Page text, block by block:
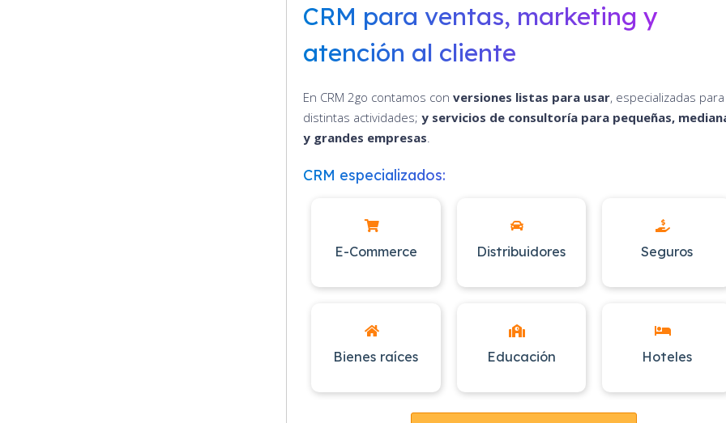
CRM para ventas, marketing y
atención al cliente
En CRM 2go contamos con versiones listas para usar, especializadas para
distintas actividades; y servicios de consultoría para pequeñas,
y grandes empresas.
CRM especializados:
E-Commerce Distribuidores Seguros
Bienes raíces Educación Hoteles